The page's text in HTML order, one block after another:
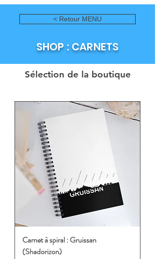
< Retour MENU
SHOP : CARNETS
Sélection de la boutique
Carnet à spiral : Gruissan
(Shadorizon)